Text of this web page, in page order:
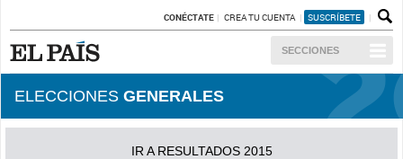
CONÉCTATE CREA TU CUENTA SUSCRÍBETE
SECCIONES
ELECCIONES GENERALES
IR A RESULTADOS 2015